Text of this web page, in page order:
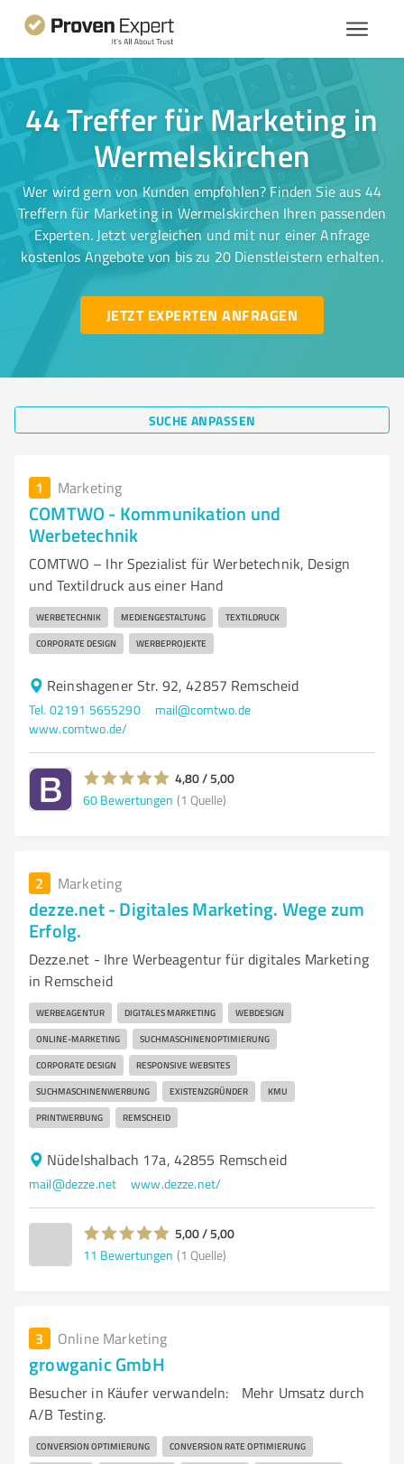
44 Treffer für Marketing in
Wermelskirchen
Wer wird gern von Kunden empfohlen? Finden Sie aus 44
Treffern für Marketing in Wermelskirchen Ihren passenden
Experten. Jetzt vergleichen und mit nur einer Anfrage
kostenlos Angebote von bis zu 20 Dienstleistern erhalten.
JETZT EXPERTEN ANFRAGEN
SUCHE ANPASSEN
1 Marketing
COMTWO - Kommunikation und
Werbetechnik
COMTWO – Ihr Spezialist für Werbetechnik, Design
und Textildruck aus einer Hand
WERBETECHNIK MEDIENGESTALTUNG TEXTILDRUCK
CORPORATE DESIGN WERBEPROJEKTE
Reinshagener Str. 92, 42857 Remscheid
Tel. 02191 5655290
mail@comtwo.de
www.comtwo.de/
4,80 / 5,00
60 Bewertungen (1 Quelle)
2 Marketing
dezze.net - Digitales Marketing. Wege zum
Erfolg.
Dezze.net - Ihre Werbeagentur für digitales Marketing
in Remscheid
WERBEAGENTUR DIGITALES MARKETING WEBDESIGN
ONLINE-MARKETING SUCHMASCHINENOPTIMIERUNG
CORPORATE DESIGN RESPONSIVE WEBSITES
SUCHMASCHINENWERBUNG EXISTENZGRÜNDER KMU
PRINTWERBUNG REMSCHEID
Nüdelshalbach 17a, 42855 Remscheid
mail@dezze.net www.dezze.net/
5,00 / 5,00
11 Bewertungen (1 Quelle)
3 Online Marketing
growganic GmbH
Besucher in Käufer verwandeln: Mehr Umsatz durch
A/B Testing.
CONVERSION OPTIMIERUNG CONVERSION RATE OPTIMIERUNG